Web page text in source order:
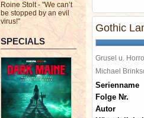
Roine Stolt - "We can’t
be stopped by an evil
virus!"
SPECIALS
Gothic
Grusel u.
Michael
Serienname
Folge Nr.
Autor